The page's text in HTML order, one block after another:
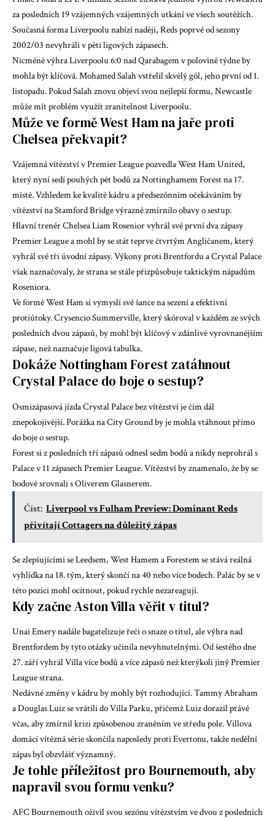
za posledních 19 vzájemných vzájemných utkání ve všech soutěžích.
Současná forma Liverpoolu nabízí naději, Reds poprvé od sezony
2002/03 nevyhráli v pěti ligových zápasech.
Nicméně výhra Liverpoolu 6:0 nad Qarabagem v polovině týdne by
mohla být klíčová. Mohamed Salah vstřelil skvělý gól, jeho první od 1.
listopadu. Pokud Salah znovu objeví svou nejlepší formu, Newcastle
může mít problém využít zranitelnost Liverpoolu.
Může ve formě West Ham na jaře proti
Chelsea překvapit?
Vzájemná vítězství v Premier League pozvedla West Ham United,
který nyní sedí pouhých pět bodů za Nottinghamem Forest na 17.
místě. Vzhledem ke kvalitě kádru a předsezónním očekáváním by
vítězství na Stamford Bridge výrazně zmírnilo obavy o sestup.
Hlavní trenér Chelsea Liam Rosenior vyhrál své první dva zápasy
Premier League a mohl by se stát teprve čtvrtým Angličanem, který
vyhrál své tři úvodní zápasy. Výkony proti Brentfordu a Crystal Palace
však naznačovaly, že strana se stále přizpůsobuje taktickým nápadům
Roseniora.
Ve formě West Ham si vymyslí své šance na sezení a efektivní
protiútoky. Crysencio Summerville, který skóroval v každém ze svých
posledních dvou zápasů, by mohl být klíčový v zdánlivě vyrovnanějším
zápase, než naznačuje ligová tabulka.
Dokáže Nottingham Forest zatáhnout
Crystal Palace do boje o sestup?
Osmizápasová jízda Crystal Palace bez vítězství je čím dál
znepokojivější. Porážka na City Ground by je mohla vtáhnout přímo
do boje o sestup.
Forest si z posledních tří zápasů odnesl sedm bodů a nikdy neprohrál s
Palace v 11 zápasech Premier League. Vítězství by znamenalo, že by se
bodově srovnali s Oliverem Glasnerem.
Číst: Liverpool vs Fulham Preview: Dominant Reds
přivítají Cottagers na důležitý zápas
Se zlepšujícími se Leedsem, West Hamem a Forestem se stává reálná
vyhlídka na 18. tým, který skončí na 40 nebo více bodech. Palác by se v
této pozici mohl ocitnout, pokud rychle nezareagují.
Kdy začne Aston Villa věřit v titul?
Unai Emery nadále bagatelizuje řeči o snaze o titul, ale výhra nad
Brentfordem by tyto otázky učinila nevyhnutelnými. Od šestého dne
27. září vyhrál Villa více bodů a více zápasů než kterýkoli jinýPremier
Leaguestrana.
Nedávné změny v kádru by mohly být rozhodující. Tammy Abraham
a Douglas Luiz se vrátili do Villa Parku, přičemž Luiz dorazil právě
včas, aby zmírnil krizi způsobenou zraněním ve středu pole. Villova
domácí vítězná série skončila naposledy proti Evertonu, takže nedělní
zápas byl obzvlášť významný.
Je tohle příležitost pro Bournemouth, aby
napravil svou formu venku?
AFC Bournemouth oživil svou sezónu vítězstvím ve dvou z posledních